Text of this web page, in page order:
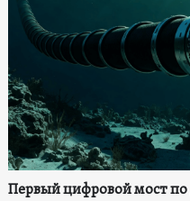
Первый цифровой мост по